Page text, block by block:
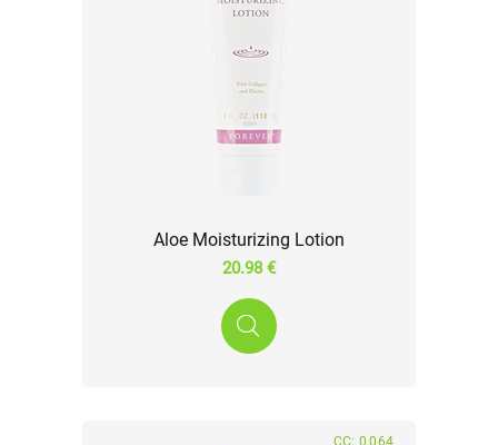
Αloe Moisturizing Lotion
20.98 €
CC: 0,064